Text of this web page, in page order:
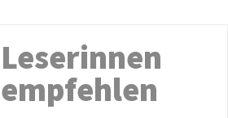
Leserinnen
empfehlen